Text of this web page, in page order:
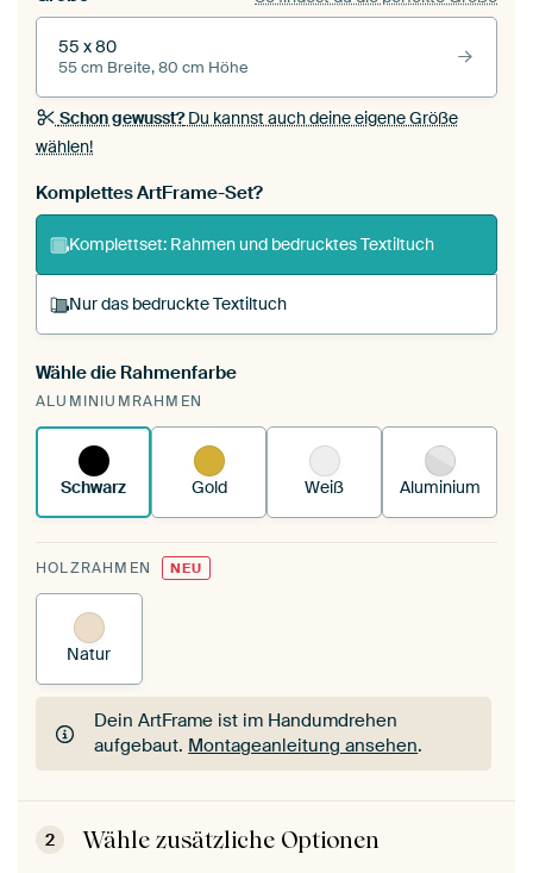
55 x 80
55 cm Breite, 80 cm Höhe
Schon gewusst?Du kannst auch deine eigene Größe
wählen!
Komplettes ArtFrame-Set?
Komplettset: Rahmen und bedrucktes Textiltuch
Nur das bedruckte Textiltuch
Du spannst einen wechselbaren Textiltuch in
deinen vorhandenen ArtFrame™.
funktioniert es.
Wähle die Rahmenfarbe
ALUMINIUMRAHMEN
Schwarz Gold Weiß Aluminium
HOLZRAHMEN NEU
Natur
Dein ArtFrame ist im Handumdrehen
aufgebaut. Montageanleitung ansehen.
Dein ArtFrame ist im Handumdrehen
aufgebaut.Montageanleitung ansehen
2 Wähle zusätzliche Optionen